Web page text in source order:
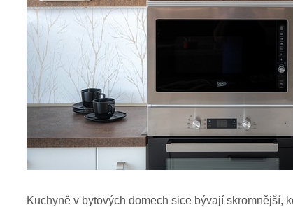
Kuchyně v bytových domech sice bývají skromnější,